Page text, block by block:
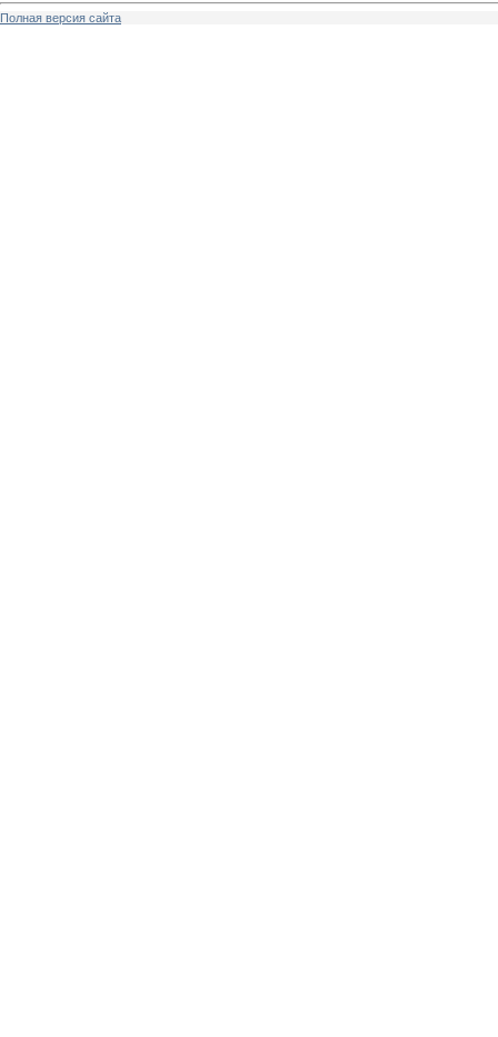
Полная версия сайта